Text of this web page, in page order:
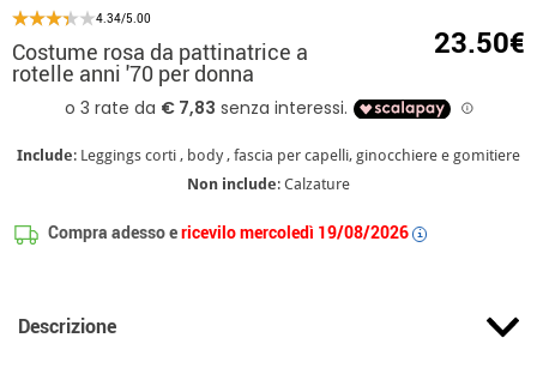
4.34/5.00
Costume rosa da pattinatrice a
rotelle anni '70 per donna
23.50€
Include: Leggings corti , body , fascia per capelli, ginocchiere e gomitiere
Non include: Calzature
Compra adesso ericevilo mercoledì 19/08/2026 i
Descrizione